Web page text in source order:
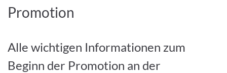
Promotion
Alle wichtigen Informationen zum
Beginn der Promotion an der